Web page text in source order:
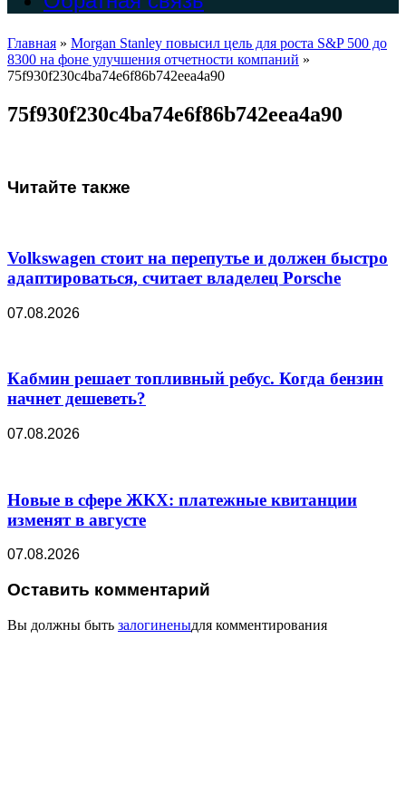
Главная » Morgan Stanley повысил цель для роста S&P 500 до
8300 на фоне улучшения отчетности компаний »
75f930f230c4ba74e6f86b742eea4a90
75f930f230c4ba74e6f86b742eea4a90
Читайте также
Volkswagen стоит на перепутье и должен быстро
адаптироваться, считает владелец Porsche
07.08.2026
Кабмин решает топливный ребус. Когда бензин
начнет дешеветь?
07.08.2026
Новые в сфере ЖКХ: платежные квитанции
изменят в августе
07.08.2026
Оставить комментарий
Вы должны быть залогиненыдля комментирования